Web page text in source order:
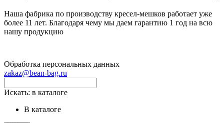
Наша фабрика по производству кресел-мешков работает уже
более 11 лет. Благодаря чему мы даем гарантию 1 год на всю
нашу продукцию
Обработка персональных данных
zakaz@bean-bag.ru
Искать: в каталоге
в каталоге